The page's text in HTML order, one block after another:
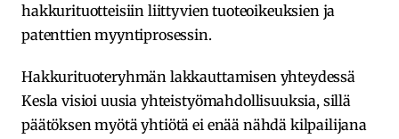
hakkurituotteisiin liittyvien tuoteoikeuksien ja
patenttien myyntiprosessin.
Hakkurituoteryhmän lakkauttamisen yhteydessä
Kesla visioi uusia yhteistyömahdollisuuksia, sillä
päätöksen myötä yhtiötä ei enää nähdä kilpailijana